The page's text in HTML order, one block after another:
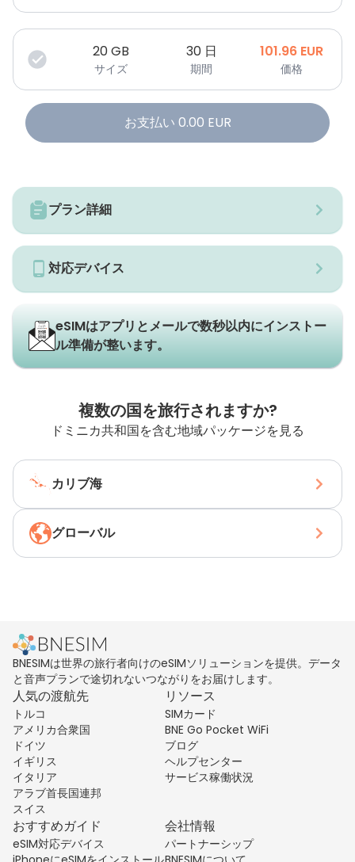
20GB
サイズ
30 日
期間
101.96 EUR
価格
お支払い 0.00 EUR
プラン詳細
対応デバイス
eSIMはアプリとメールで数秒以内にインストー
ル準備が整います。
複数の国を旅行されますか?
ドミニカ共和国を含む地域パッケージを見る
カリブ海
グローバル
BNESIMは世界の旅行者向けのeSIMソリューションを提供。データ
と音声プランで途切れないつながりをお届けします。
人気の渡航先
トルコ
アメリカ合衆国
ドイツ
イギリス
イタリア
アラブ首長国連邦
スイス
リソース
SIMカード
BNE Go Pocket WiFi
ブログ
ヘルプセンター
サービス稼働状況
おすすめガイド
eSIM対応デバイス
会社情報
パートナーシップ